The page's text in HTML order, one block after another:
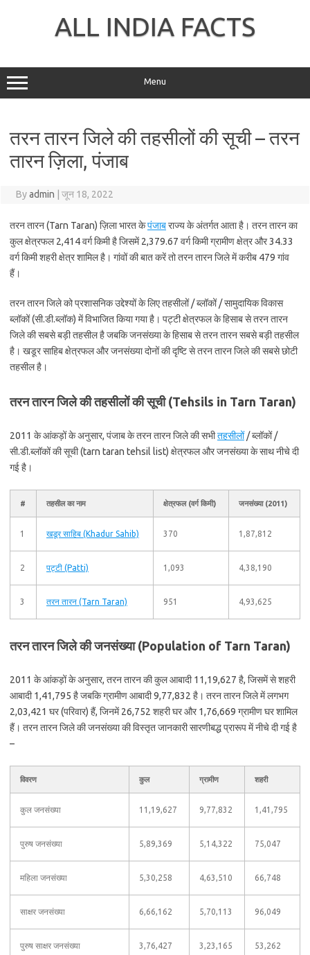
ALL INDIA FACTS
Menu
तरन तारन जिले की तहसीलों की सूची – तरन
तारन ज़िला, पंजाब
Byadmin जून 18, 2022
तरन तारन (Tarn Taran) ज़िला भारत केपंजाबराज्य के अंतर्गत आता है। तरन तारन का
कुल क्षेत्रफल 2,414 वर्ग किमी है जिसमें 2,379.67 वर्ग किमी ग्रामीण क्षेत्र और 34.33
वर्ग किमी शहरी क्षेत्र शामिल है। गांवों की बात करें तो तरन तारन जिले में करीब 479 गांव
हैं।
तरन तारन जिले को प्रशासनिक उद्देश्यों के लिए तहसीलों / ब्लॉकों / सामुदायिक विकास
ब्लॉकों (सी.डी.ब्लॉक) में विभाजित किया गया है। पट्टी क्षेत्रफल के हिसाब से तरन तारन
जिले की सबसे बड़ी तहसील है जबकि जनसंख्या के हिसाब से तरन तारन सबसे बड़ी तहसील
है। खडूर साहिब क्षेत्रफल और जनसंख्या दोनों की दृष्टि से तरन तारन जिले की सबसे छोटी
तहसील है।
तरन तारन जिले की तहसीलों की सूची (Tehsils in Tarn Taran)
2011 के आंकड़ों के अनुसार, पंजाब के तरन तारन जिले की सभीतहसीलों/ ब्लॉकों /
सी.डी.ब्लॉकों की सूची (tarn taran tehsil list) क्षेत्रफल और जनसंख्या के साथ नीचे दी
गई है।
# तहसील का नाम क्षेत्रफल (वर्ग किमी) जनसंख्या (2011)
1 खडूर साहिब (Khadur Sahib) 370 1,87,812
2 पट्टी (Patti) 1,093 4,38,190
3 तरन तारन (Tarn Taran) 951 4,93,625
तरन तारन जिले की जनसंख्या (Population of Tarn Taran)
2011 के आंकड़ों के अनुसार, तरन तारन की कुल आबादी 11,19,627 है, जिसमें से शहरी
आबादी 1,41,795 है जबकि ग्रामीण आबादी 9,77,832 है। तरन तारन जिले में लगभग
2,03,421 घर (परिवार) हैं, जिनमें 26,752 शहरी घर और 1,76,669 ग्रामीण घर शामिल
हैं। तरन तारन जिले की जनसंख्या की विस्तृत जानकारी सारणीबद्ध प्रारूप में नीचे दी गई है
–
विवरण कुल ग्रामीण शहरी
कुल जनसंख्या 11,19,627 9,77,832 1,41,795
पुरुष जनसंख्या 5,89,369 5,14,322 75,047
महिला जनसंख्या 5,30,258 4,63,510 66,748
साक्षर जनसंख्या 6,66,162 5,70,113 96,049
पुरुष साक्षर जनसंख्या 3,76,427 3,23,165 53,262